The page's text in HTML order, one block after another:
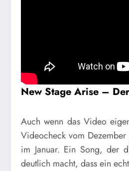
New Stage Arise –
Auch wenn das Video
Videocheck vom
im Januar. Ein Song, der
deutlich macht, dass ein